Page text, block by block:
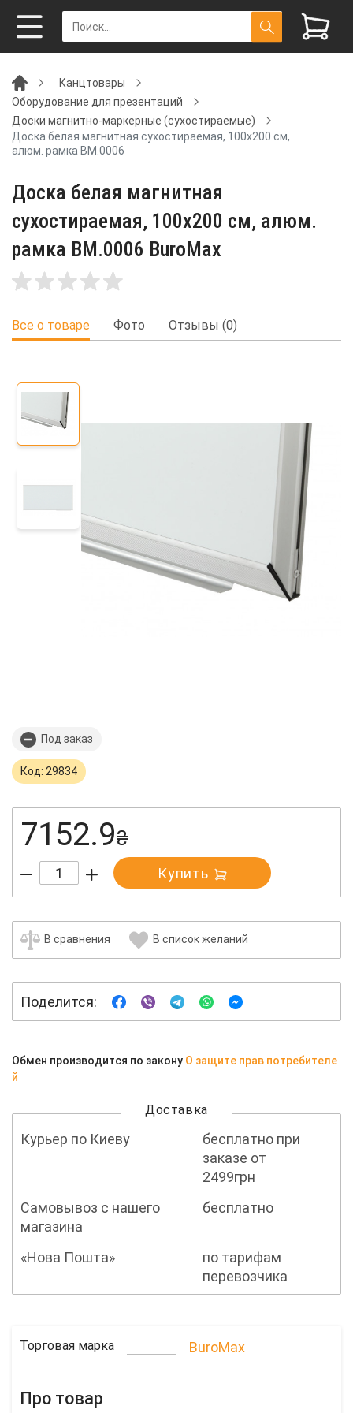
Канцтовары
Оборудование для презентаций
Доски магнитно-маркерные (сухостираемые)
Доска белая магнитная сухостираемая, 100х200 см,
алюм. рамка BM.0006
Доска белая магнитная
сухостираемая, 100х200 см, алюм.
рамка BM.0006 BuroMax
Все о товаре Фото Отзывы (0)
Под заказ
Код: 29834
7152.9₴
Купить
В сравнения В список желаний
Поделится:
Обмен производится по закону О защите прав потребителе
й
Доставка
Курьер по Киеву
бесплатно при
заказе от
2499грн
Самовывоз с нашего
магазина
бесплатно
«Нова Пошта»
по тарифам
перевозчика
Торговая марка BuroMax
Про товар